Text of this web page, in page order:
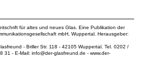
für altes und neues Glas. Eine Publikation der
mbH , Wuppertal. Herausgeber:
- Briller Str. 118 - 42105 Wuppertal. Tel. 0202 /
31 - E-Mail: info@der-glasfreund.de - www.der-